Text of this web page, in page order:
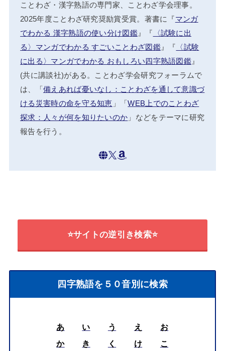
ことわざ・漢字熟語の専門家、ことわざ学会理事。
2025年度ことわざ研究奨励賞受賞。著書に『マンガ
でわかる 漢字熟語の使い分け図鑑』『 〈試験に出
る〉マンガでわかる すごいことわざ図鑑』『 〈試験
に出る〉マンガでわかる おもしろい四字熟語図鑑 』
(共に講談社)がある。ことわざ学会研究フォーラムで
は、「備えあれば憂いなし：ことわざを通して意識づ
ける災害時の命を守る知恵 」「WEB上でのことわざ
探求：人々が何を知りたいのか 」などをテーマに研究
報告を行う。
⭐サイトの逆引き検索⭐
四字熟語を５０音別に検索
あ い う え
お
か
き く け
こ